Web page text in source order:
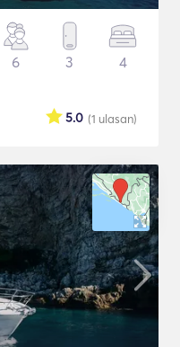
6 3 4
(1 ulasan)
5.0